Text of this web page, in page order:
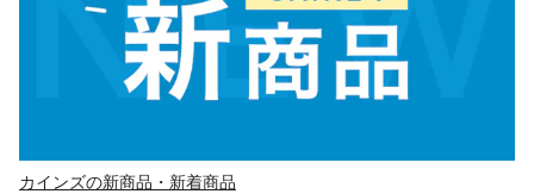
カインズの新商品・新着商品